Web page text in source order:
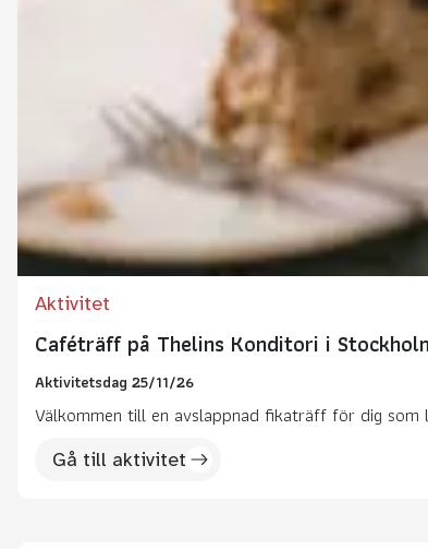
Aktivitet
Caféträff på Thelins Konditori i
Aktivitetsdag 25/11/26
Välkommen till en avslappnad fikaträff för dig som
Gå till aktivitet